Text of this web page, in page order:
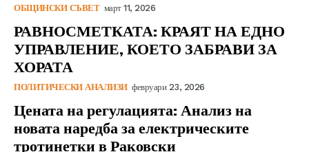
ОБЩИНСКИ СЪВЕТ март 11, 2026
РАВНОСМЕТКАТА: КРАЯТ НА ЕДНО
УПРАВЛЕНИЕ, КОЕТО ЗАБРАВИ ЗА
ХОРАТА
ПОЛИТИЧЕСКИ АНАЛИЗИ февруари 23, 2026
Цената на регулацията: Анализ на
новата наредба за електрическите
тротинетки в Раковски